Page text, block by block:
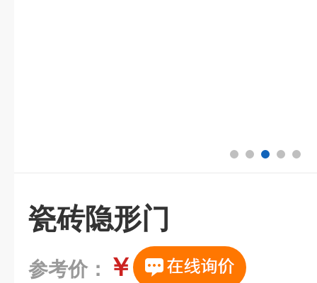
瓷砖隐形门
参考价： ￥